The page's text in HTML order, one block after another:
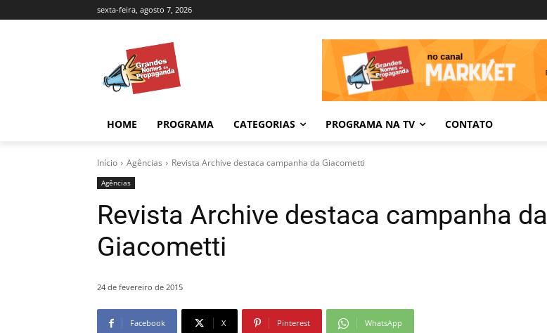
sexta-feira, agosto 7, 2026
HOME PROGRAMA CATEGORIAS PROGRAMA NA TV CONTATO
Início Agências Revista Archive destaca campanha da Giacometti
Agências
Revista Archive destaca campanha da
Giacometti
24 de fevereiro de 2015
Facebook X Pinterest WhatsApp